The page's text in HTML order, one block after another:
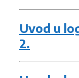
Uvod u
2.